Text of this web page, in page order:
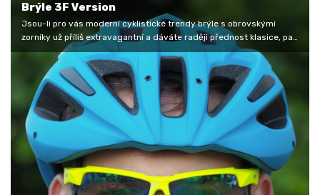
Brýle 3F Version
Jsou-li pro vás moderní cyklistické trendy brýle s obrovskými
zorníky už příliš extravagantní a dáváte raději přednost klasice, pak
bude…